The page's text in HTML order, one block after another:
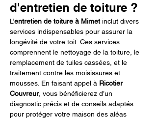
d'entretien de toiture ?
L’entretien de toiture à Mimet inclut divers
services indispensables pour assurer la
longévité de votre toit. Ces services
comprennent le nettoyage de la toiture, le
remplacement de tuiles cassées, et le
traitement contre les moisissures et
mousses. En faisant appel à Ricotier
Couvreur, vous bénéficierez d’un
diagnostic précis et de conseils adaptés
pour protéger votre maison des aléas